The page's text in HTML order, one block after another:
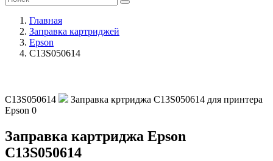
Главная
Заправка картриджей
Epson
C13S050614
C13S050614
Заправка кртриджа C13S050614 для принтера
Epson 0
Заправка картриджа Epson
C13S050614